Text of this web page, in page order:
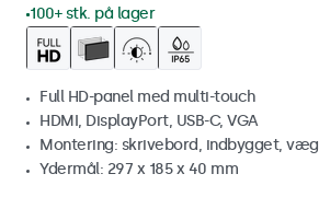
100+ stk. på lager
Full HD-panel med multi-touch
HDMI, DisplayPort, USB-C, VGA
Montering: skrivebord, indbygget, væg
Ydermål: 297 x 185 x 40 mm